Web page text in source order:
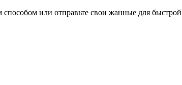
или отправьте свои жанные для быстрой